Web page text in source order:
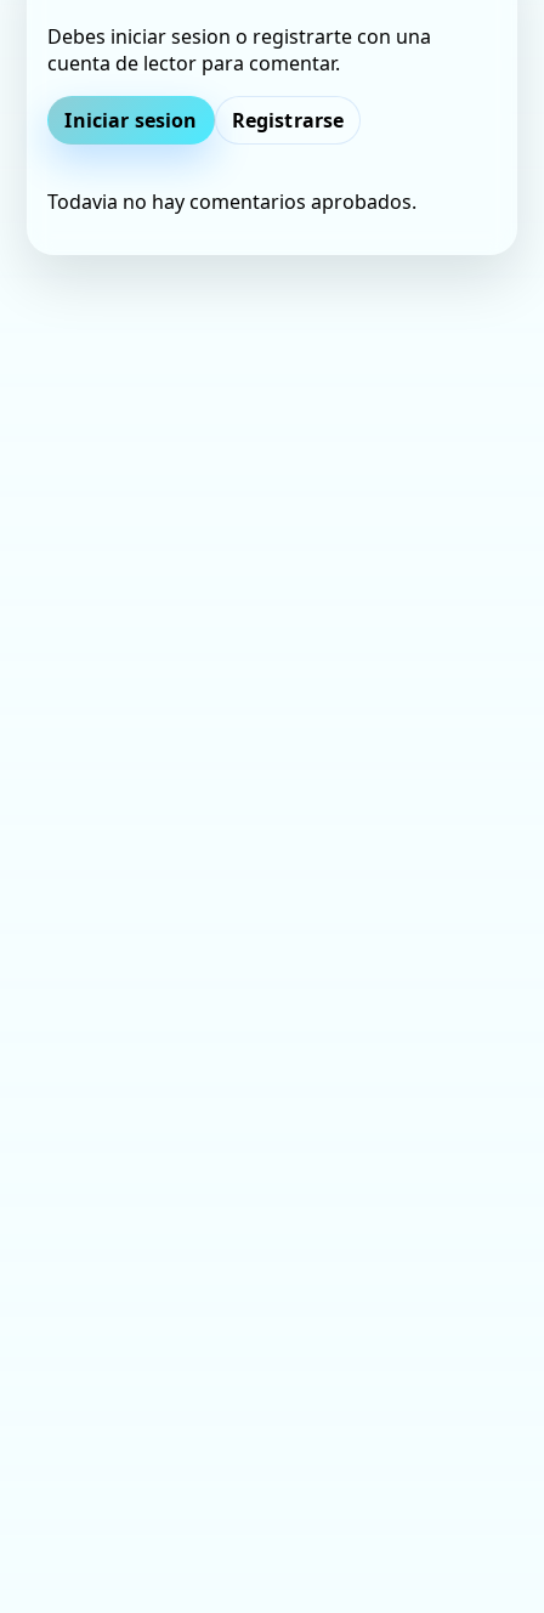
Debes iniciar sesion o registrarte con una
cuenta de lector para comentar.
Iniciar sesion Registrarse
Todavia no hay comentarios aprobados.